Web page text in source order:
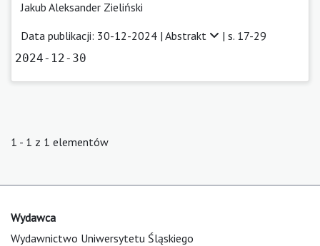
Jakub Aleksander Zieliński
Data publikacji: 30-12-2024 | Abstrakt | s. 17-29
2024-12-30
1 - 1 z 1 elementów
Wydawca
Wydawnictwo Uniwersytetu Śląskiego